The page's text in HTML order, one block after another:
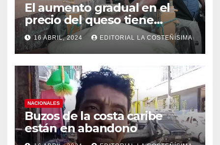
El aumento gradual en el
precio del queso tiene
efectos a las Panaderias
16 ABRIL, 2024 EDITORIAL LA COSTEÑÍSIMA
NACIONALES
Buzos de la costa caribe
están en abandono